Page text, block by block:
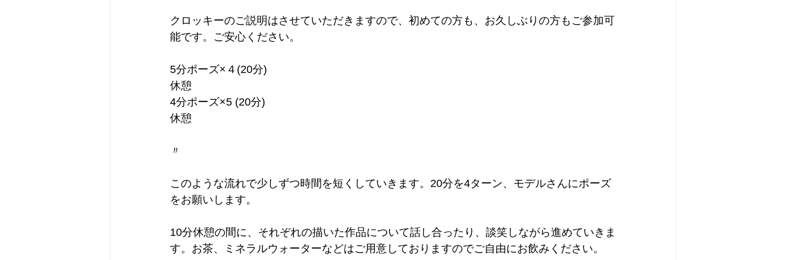
クロッキーのご説明はさせていただきますので、初めての方も、お久しぶりの方もご参加可
能です。ご安心ください。
5分ポーズ×４(20分)
休憩
4分ポーズ×5 (20分)
休憩
〃
このような流れで少しずつ時間を短くしていきます。20分を4ターン、モデルさんにポーズ
をお願いします。
10分休憩の間に、それぞれの描いた作品について話し合ったり、談笑しながら進めていきま
す。お茶、ミネラルウォーターなどはご用意しておりますのでご自由にお飲みください。